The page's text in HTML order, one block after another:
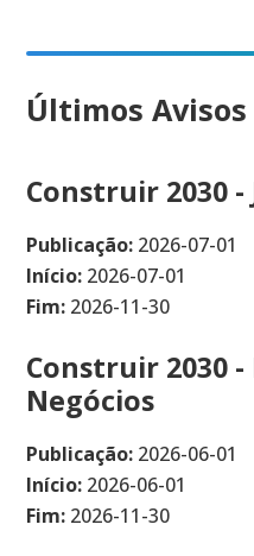
Últimos Avisos
Construir 2030
Publicação: 2026-07-01
Início: 2026-07-01
Fim: 2026-11-30
Construir 2030
Negócios
Publicação: 2026-06-01
Início: 2026-06-01
Fim: 2026-11-30